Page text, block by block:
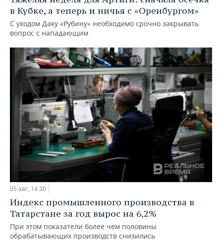
в Кубке, а теперь и ничья с «Оренбургом»
С уходом Даку «Рубину» необходимо срочно закрывать
вопрос с нападающим
05 авг, 14:30
Индекс промышленного производства в
Татарстане за год вырос на 6,2%
При этом показатели более чем половины
обрабатывающих производств снизились